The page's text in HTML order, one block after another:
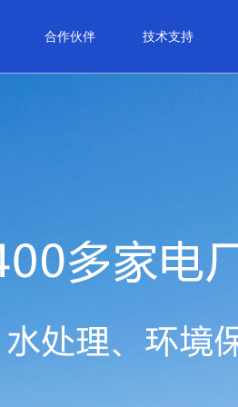
合作伙伴 技术支持